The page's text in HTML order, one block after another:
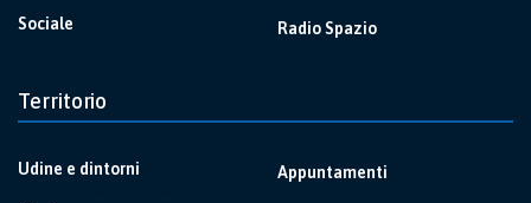
Sociale Radio Spazio
Territorio
Udine e dintorni Appuntamenti